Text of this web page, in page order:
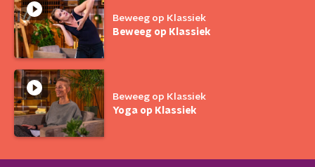
Beweeg op Klassiek
Beweeg op Klassiek
Beweeg op Klassiek
Yoga op Klassiek